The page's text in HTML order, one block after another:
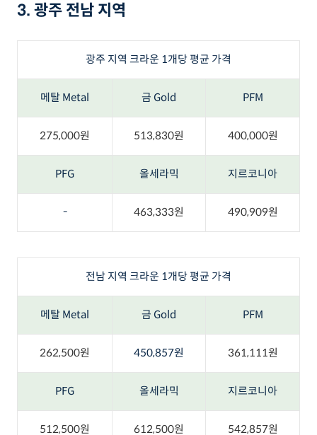
3. 광주 전남 지역
광주 지역 크라운 1개당 평균 가격
메탈 Metal 금 Gold PFM
275,000원 513,830원 400,000원
PFG 올세라믹 지르코니아
- 463,333원 490,909원
전남 지역 크라운 1개당 평균 가격
메탈 Metal 금 Gold PFM
262,500원 450,857원 361,111원
PFG 올세라믹 지르코니아
512,500원 612,500원 542,857원